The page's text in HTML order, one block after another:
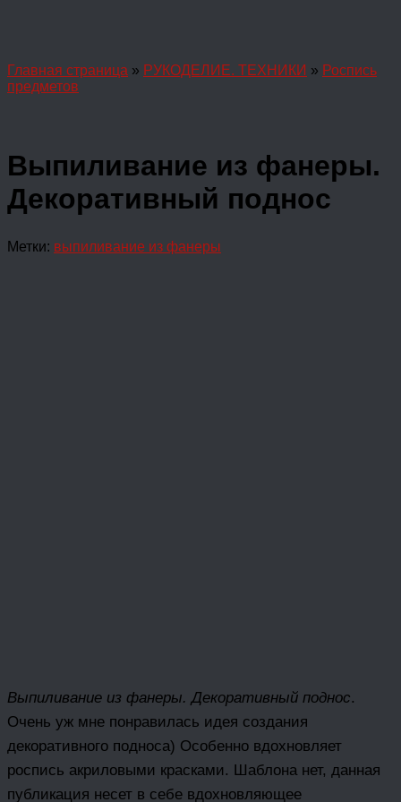
Главная страница » РУКОДЕЛИЕ. ТЕХНИКИ » Роспись
предметов
Выпиливание из фанеры.
Декоративный поднос
Метки: выпиливание из фанеры
Выпиливание из фанеры. Декоративный поднос.
Очень уж мне понравилась идея создания
декоративного подноса) Особенно вдохновляет
роспись акриловыми красками. Шаблона нет, данная
публикация несет в себе вдохновляющее